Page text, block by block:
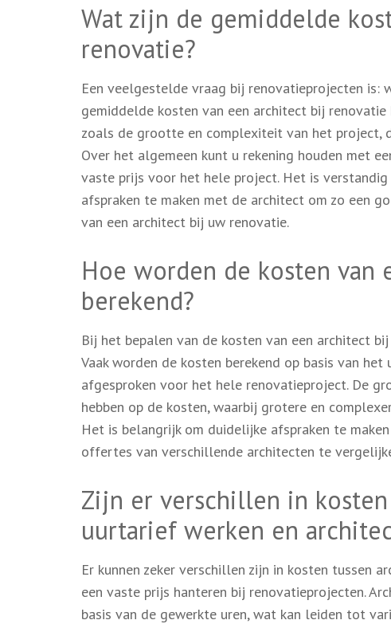
Wat zijn de gemiddelde
renovatie?
Een veelgestelde vraag bij renovatieprojecten is:
gemiddelde kosten van een architect bij
zoals de grootte en complexiteit van het project,
Over het algemeen kunt u rekening houden met
vaste prijs voor het hele project. Het is
afspraken te maken met de architect om zo een
van een architect bij uw renovatie.
Hoe worden de kosten
berekend?
Bij het bepalen van de kosten van een architect
Vaak worden de kosten berekend op basis van
afgesproken voor het hele renovatieproject. De
hebben op de kosten, waarbij grotere en
Het is belangrijk om duidelijke afspraken te
offertes van verschillende architecten te
Zijn er verschillen in
uurtarief werken en
Er kunnen zeker verschillen zijn in kosten tussen
een vaste prijs hanteren bij renovatieprojecten.
basis van de gewerkte uren, wat kan leiden tot